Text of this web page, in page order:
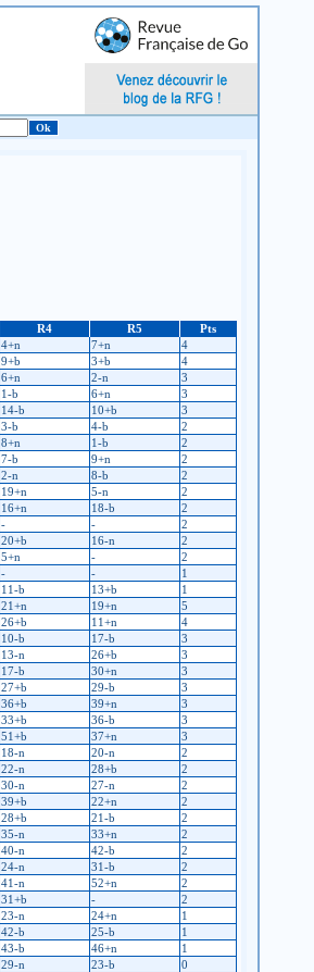
R4 R5
Pts
4+n 7+n
4
9+b 3+b
4
6+n 2-n
3
1-b 6+n
3
14-b 10+b
3
3-b 4-b
2
8+n 1-b
2
7-b 9+n
2
2-n 8-b
2
19+n 5-n
2
16+n 18-b
2
- -
2
20+b 16-n
2
5+n -
2
- -
1
11-b 13+b
1
21+n 19+n
5
26+b 11+n
4
10-b 17-b
3
13-n 26+b
3
17-b 30+n
3
27+b 29-b
3
36+b 39+n
3
33+b 36-b
3
51+b 37+n
3
18-n 20-n
2
22-n 28+b
2
30-n 27-n
2
39+b 22+n
2
28+b 21-b
2
35-n 33+n
2
40-n 42-b
2
24-n 31-b
2
41-n 52+n
2
31+b -
2
23-n 24+n
1
42-b 25-b
1
43-b 46+n
1
29-n 23-b
0